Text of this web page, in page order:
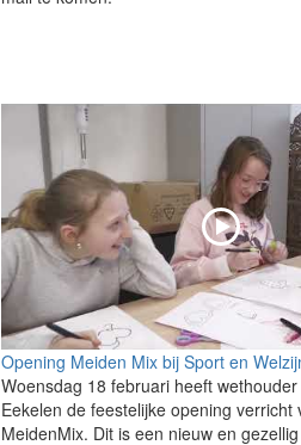
Opening Meiden Mix bij Sport en
Woensdag 18 februari heeft
Eekelen de feestelijke opening verricht
MeidenMix. Dit is een nieuw en